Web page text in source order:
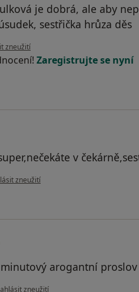
je dobrá, ale aby
sestřička hrůza děs
uživatele Váš účet byl odstraněn
zneužití
Zaregistrujte se nyní
v
názoru uživatele Petra
zneužití
minutový arogantní proslov
názoru uživatele Matyas Hnízdo
zneužití